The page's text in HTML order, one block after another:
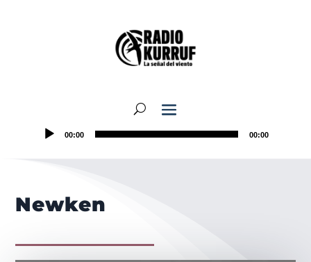
00:00 00:00
Newken